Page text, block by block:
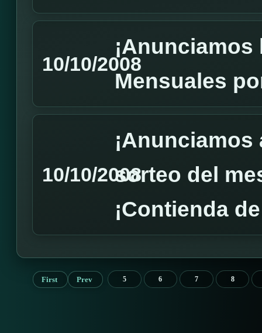
10/10/2008
Mensuales
10/10/2008sorteo del
¡Contienda
First Prev 5 6 7 8